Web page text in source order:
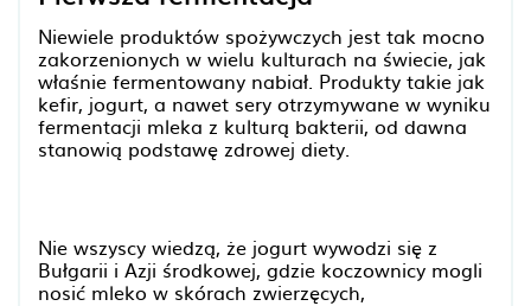
Niewiele produktów spożywczych jest tak mocno
zakorzenionych w wielu kulturach na świecie, jak
właśnie fermentowany nabiał. Produkty takie jak
kefir, jogurt, a nawet sery otrzymywane w wyniku
fermentacji mleka z kulturą bakterii, od dawna
stanowią podstawę zdrowej diety.
Nie wszyscy wiedzą, że jogurt wywodzi się z
Bułgarii i Azji środkowej, gdzie koczownicy mogli
nosić mleko w skórach zwierzęcych,